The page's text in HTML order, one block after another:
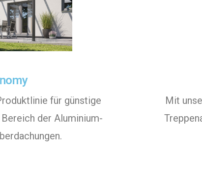
für günstige
der Aluminium-
Mit